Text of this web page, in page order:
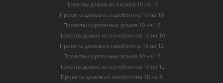
Проекты домов из блоков 10 на 10
Проекты домов из газобетона 10 на 10
Проекты кирпичных домов 10 на 10
Проекты домов из пеноблоков 10 на 10
Проекты домов из газобетона 10 на 12
Проекты кирпичных домов 10 на 12
Проекты домов из пеноблоков 10 на 12
Проекты домов из газоботона 10 на 8